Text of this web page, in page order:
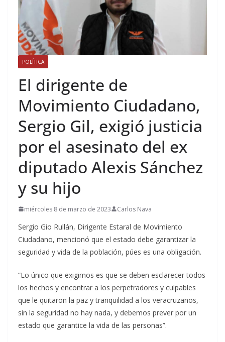
POLÍTICA
El dirigente de
Movimiento Ciudadano,
Sergio Gil, exigió justicia
por el asesinato del ex
diputado Alexis Sánchez
y su hijo
miércoles 8 de marzo de 2023 Carlos Nava
Sergio Gio Rullán, Dirigente Estaral de Movimiento
Ciudadano, mencionó que el estado debe garantizar la
seguridad y vida de la población, púes es una obligación.
“Lo único que exigimos es que se deben esclarecer todos
los hechos y encontrar a los perpetradores y culpables
que le quitaron la paz y tranquilidad a los veracruzanos,
sin la seguridad no hay nada, y debemos prever por un
estado que garantice la vida de las personas”.